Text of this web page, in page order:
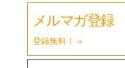
メルマガ登録
登録無料！ »